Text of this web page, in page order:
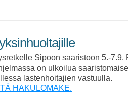
Sipoon saaristoon 5.-
on ulkoilua
lastenhoitajien vastuulla.
HAKULOMAKE.